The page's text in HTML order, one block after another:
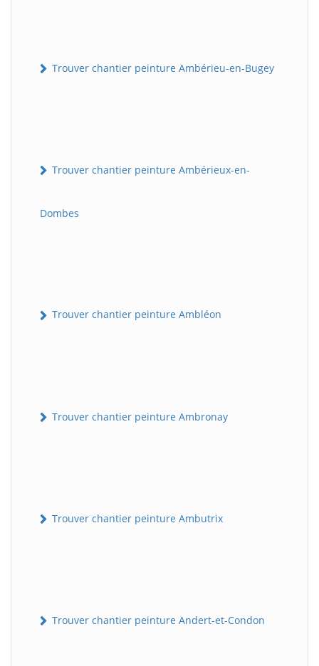
Trouver chantier peinture Ambérieu-en-Bugey
Trouver chantier peinture Ambérieux-en-
Dombes
Trouver chantier peinture Ambléon
Trouver chantier peinture Ambronay
Trouver chantier peinture Ambutrix
Trouver chantier peinture Andert-et-Condon